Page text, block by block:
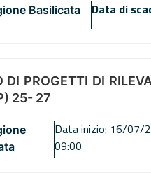
Basilicata Data di
DI PROGETTI DI
25- 27
Data inizio: 16/07/
09:00